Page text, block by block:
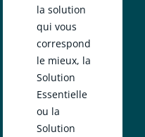
la solution
qui vous
correspond
le mieux, la
Solution
Essentielle
ou la
Solution